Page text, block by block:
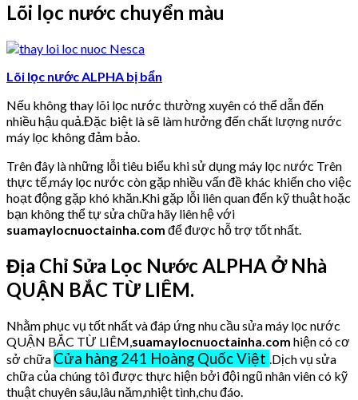
Lõi lọc nước chuyển màu
Lõi lọc nước ALPHA bị bẩn
Nếu không thay lõi lọc nước thường xuyên có thể dẫn đến
nhiều hậu quả.Đặc biệt là sẽ làm hưởng đến chất lượng nước
máy lọc không đảm bảo.
Trên đây là những lỗi tiêu biểu khi sử dụng máy lọc nước Trên
thực tế,máy lọc nước còn gặp nhiều vấn đề khác khiến cho việc
hoạt động gặp khó khăn.Khi gặp lỗi liên quan đến kỹ thuật hoặc
bạn không thể tự sửa chữa hãy liên hệ với
suamaylocnuoctainha.com để được hỗ trợ tốt nhất.
Địa Chỉ Sửa Lọc Nước ALPHA Ở Nhà
QUẬN BẮC TỪ LIÊM.
Nhằm phục vụ tốt nhất và đáp ứng nhu cầu sửa máy lọc nước
QUẬN BẮC TỪ LIÊM, suamaylocnuoctainha.com hiện có cơ
sở chữa Cửa hàng 241 Hoàng Quốc Việt .Dịch vụ sửa
chữa của chúng tôi được thực hiện bởi đội ngũ nhân viên có kỹ
thuật chuyên sâu,lâu năm,nhiệt tình,chu đáo.